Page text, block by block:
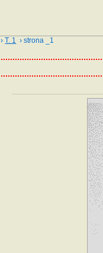
›T. 1 › strona _1